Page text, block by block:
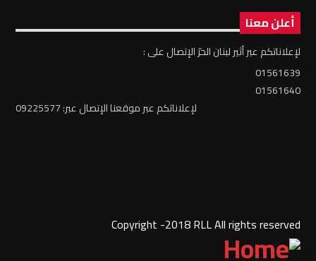
أعلن معنا
لإعلاناتكم عبر أثير لبنان الحرّ الإتصال على :
01561639
01561640
لإعلاناتكم عبر موقعنا الإتصال عبر: 09225577
Copyright -2018 RLL All rights reserved